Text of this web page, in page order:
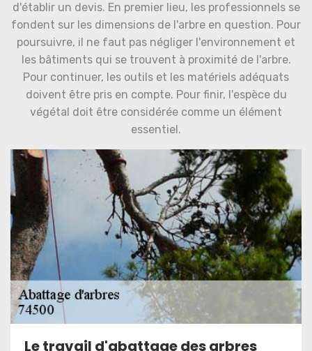
d'établir un devis. En premier lieu, les professionnels se
fondent sur les dimensions de l'arbre en question. Pour
poursuivre, il ne faut pas négliger l'environnement et
les bâtiments qui se trouvent à proximité de l'arbre.
Pour continuer, les outils et les matériels adéquats
doivent être pris en compte. Pour finir, l'espèce du
végétal doit être considérée comme un élément
essentiel.
Le travail d'abattage des arbres